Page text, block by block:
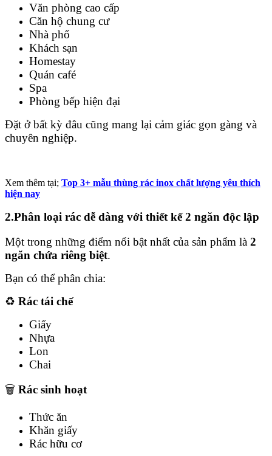
Văn phòng cao cấp
Căn hộ chung cư
Nhà phố
Khách sạn
Homestay
Quán café
Spa
Phòng bếp hiện đại
Đặt ở bất kỳ đâu cũng mang lại cảm giác gọn gàng và
chuyên nghiệp.
Xem thêm tại; Top 3+ mẫu thùng rác inox chất lượng yêu thích
hiện nay
2.Phân loại rác dễ dàng với thiết kế 2 ngăn độc lập
Một trong những điểm nổi bật nhất của sản phẩm là 2
ngăn chứa riêng biệt.
Bạn có thể phân chia:
♻ Rác tái chế
Giấy
Nhựa
Lon
Chai
🗑 Rác sinh hoạt
Thức ăn
Khăn giấy
Rác hữu cơ